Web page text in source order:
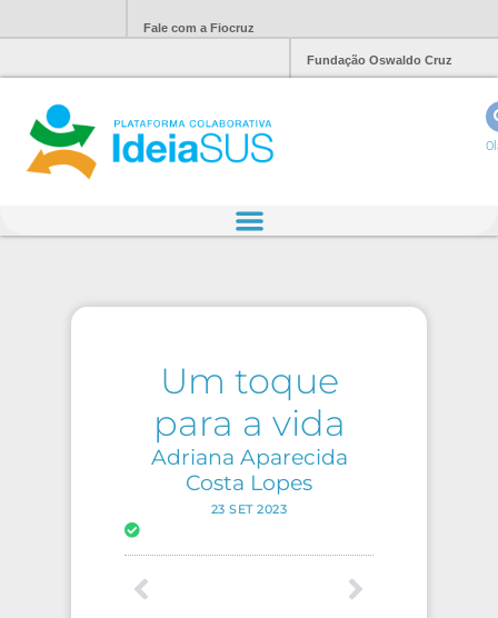
Fale com a Fiocruz
Fundação Oswaldo Cruz
Um toque
para a vida
Adriana Aparecida
Costa Lopes
23 SET 2023